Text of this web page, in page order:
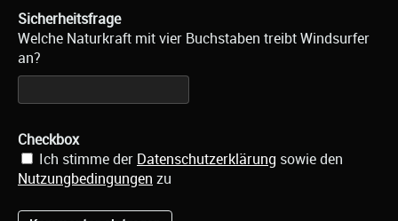
Sicherheitsfrage
Welche Naturkraft mit vier Buchstaben treibt Windsurfer
an?
Checkbox
Ich stimme der Datenschutzerklärung sowie den
Nutzungbedingungen zu